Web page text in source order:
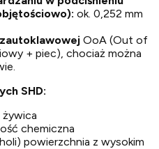
ok. 0,252 mm
OoA (Out of
+ piec), chociaż można
SHD:
chemiczna
powierzchnia z wysokim